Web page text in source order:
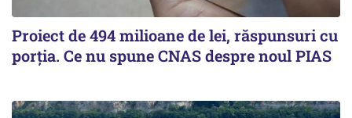
Proiect de 494 milioane de lei, răspunsuri cu
porția. Ce nu spune CNAS despre noul PIAS